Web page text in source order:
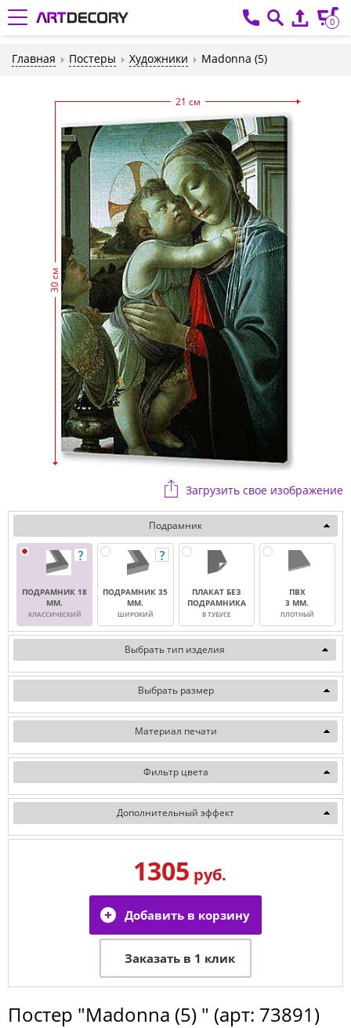
0
Главная Постеры Художники Madonna (5)
21 см
30 см
Загрузить свое изображение
Подрамник
ПОДРАМНИК 18
ММ.
КЛАССИЧЕСКИЙ
ПОДРАМНИК 35
ММ.
ШИРОКИЙ
ПЛАКАТ БЕЗ
ПОДРАМНИКА
В ТУБУСЕ
ПВХ
3 ММ.
ПЛОТНЫЙ
Выбрать тип изделия
Выбрать размер
Материал печати
Фильтр цвета
Дополнительный эффект
1305 руб.
Постер "Madonna (5) " (арт: 73891)